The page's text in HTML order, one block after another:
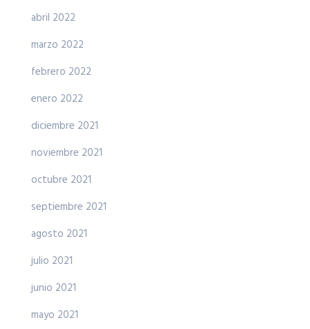
abril 2022
marzo 2022
febrero 2022
enero 2022
diciembre 2021
noviembre 2021
octubre 2021
septiembre 2021
agosto 2021
julio 2021
junio 2021
mayo 2021